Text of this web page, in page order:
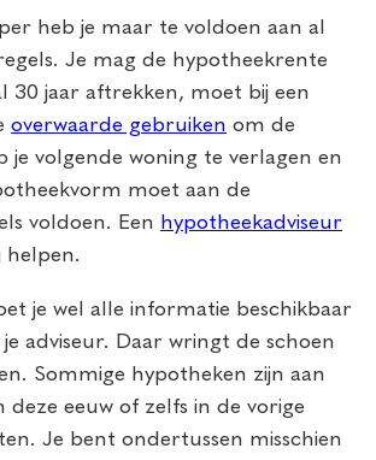
heb je maar te voldoen aan al
Je mag de hypotheekrente
30 jaar aftrekken, moet bij een
overwaarde gebruiken om de
je volgende woning te verlagen en
moet aan de
voldoen. Een hypotheekadviseur
helpen.
je wel alle informatie beschikbaar
adviseur. Daar wringt de schoen
Sommige hypotheken zijn aan
deze eeuw of zelfs in de vorige
Je bent ondertussen misschien